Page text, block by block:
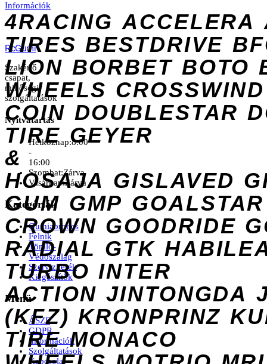
Információk
4RACING ACCELERA
TIRES BESTDRIVE
LION BORBET BOTO
WHEELS CROSSWIND
COIN DOUBLESTAR
TIRE GEYER
&
HOSAJA GISLAVED
GUM GMP GOALSTAR
CROWN GOODRIDE
RADIAL GTK
TURBO INTER
ACTION JINTONGDA
(KFZ) KRONPRINZ
TIRE MONACO
RcGumi
Szakértő
csapat,
minőségi
szolgáltatások
Nyitvatartás
Hétköznap:8:00
-
16:00
Szombat:Zárva
Vasárnap:Zárva
Kategóriák
Gumiabroncs
Felnik
Tömlő-
Védőszalag
Szervizkerék
Kiegészítők
Menü
ÁSZF
GDPR
Információk
Szolgáltatások
Kapcsolat